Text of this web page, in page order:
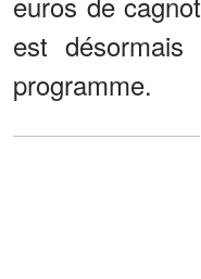
est désormais
programme.